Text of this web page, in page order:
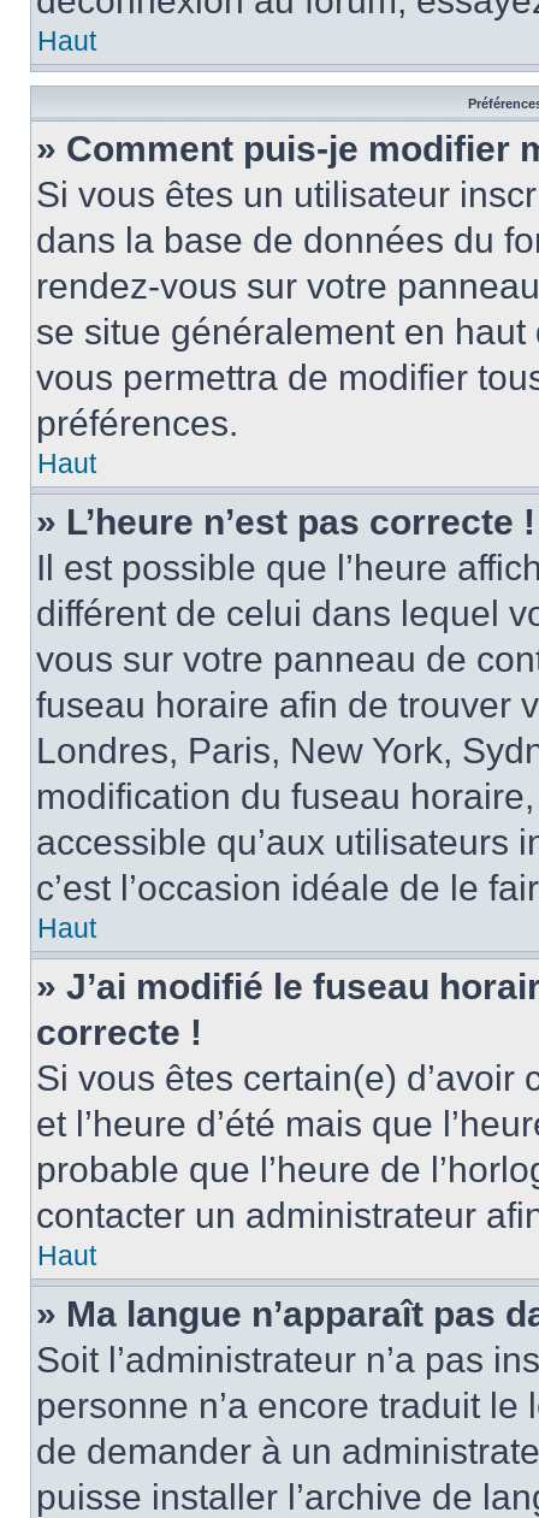
Haut
» Comment puis-je modifier
Si vous êtes un utilisateur
dans la base de données du
rendez-vous sur votre
se situe généralement en
vous permettra de modifier
préférences.
Haut
» L’heure n’est pas correcte !
Il est possible que l’heure
différent de celui dans lequel
vous sur votre panneau de
fuseau horaire afin de trouver
Londres, Paris, New York,
modification du fuseau
accessible qu’aux utilisateurs
c’est l’occasion idéale de le
Haut
» J’ai modifié le fuseau
correcte !
Si vous êtes certain(e)
et l’heure d’été mais que
probable que l’heure de
contacter un administrateur
Haut
» Ma langue n’apparaît pas
Soit l’administrateur n’a pas
personne n’a encore traduit
de demander à un
puisse installer l’archive de